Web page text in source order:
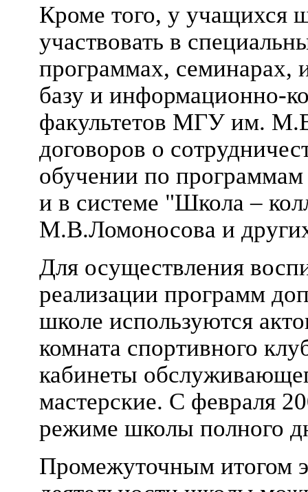
Кроме того, у учащихся
участвовать в
программах, семинарах,
базу и информационно-
факультетов МГУ им.
договоров о
обучении по программам
и в системе "Школа –
М.В.Ломоносова и
Для осуществления
реализации программ
школе используются
комната спортивного
кабинеты
мастерские. С февраля
режиме школы полного
Промежуточным итогом